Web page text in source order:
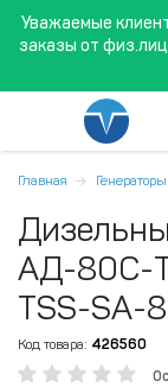
Уважаемые
заказы от
Главная
АД-80C-
TSS-SA-
Код товара: 426560